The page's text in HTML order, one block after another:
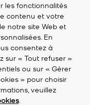
les fonctionnalités
contenu et votre
notre site Web et
En
consentez à
sur « Tout refuser »
ou sur « Gérer
» pour choisir
veuillez
.